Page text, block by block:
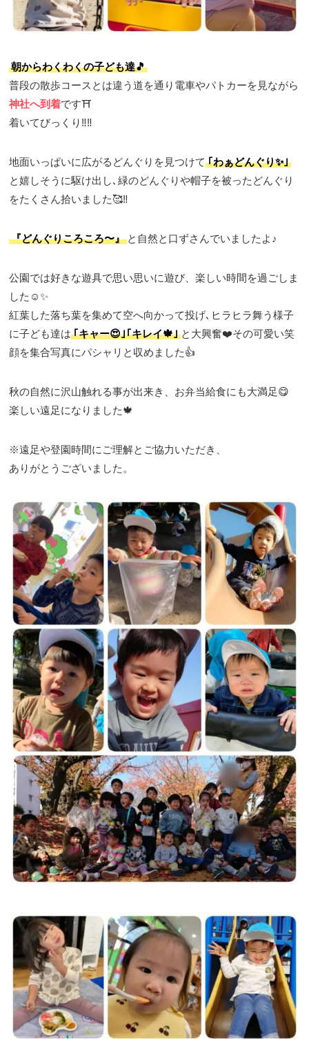
朝からわくわくの子ども達🎵
普段の散歩コースとは違う道を通り電車やパトカーを見ながら
神社へ到着です⛩
着いてびっくり‼️‼️
地面いっぱいに広がるどんぐりを見つけて｢わぁどんぐり✨｣
と嬉しそうに駆け出し､緑のどんぐりや帽子を被ったどんぐり
をたくさん拾いました🥰‼️
『どんぐりころころ〜』 と自然と口ずさんでいましたよ♪
公園では好きな遊具で思い思いに遊び、楽しい時間を過ごしま
した☺️✨
紅葉した落ち葉を集めて空へ向かって投げ､ヒラヒラ舞う様子
に子ども達は｢キャー😍｣｢キレイ🍁｣ と大興奮❤️その可愛い笑
顔を集合写真にパシャリと収めました👍
秋の自然に沢山触れる事が出来き、お弁当給食にも大満足😋
楽しい遠足になりました🍁
※遠足や登園時間にご理解とご協力いただき、
ありがとうございました。